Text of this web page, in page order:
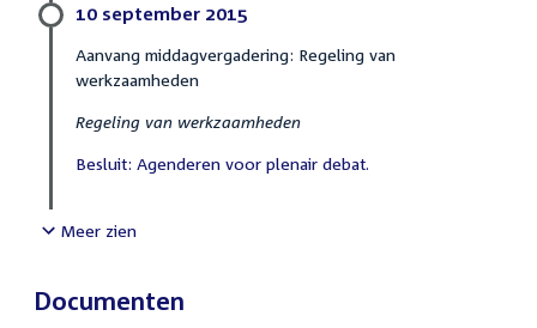
10 september 2015
Aanvang middagvergadering: Regeling van
werkzaamheden
Regeling van werkzaamheden
Besluit: Agenderen voor plenair debat.
Meer zien
Documenten